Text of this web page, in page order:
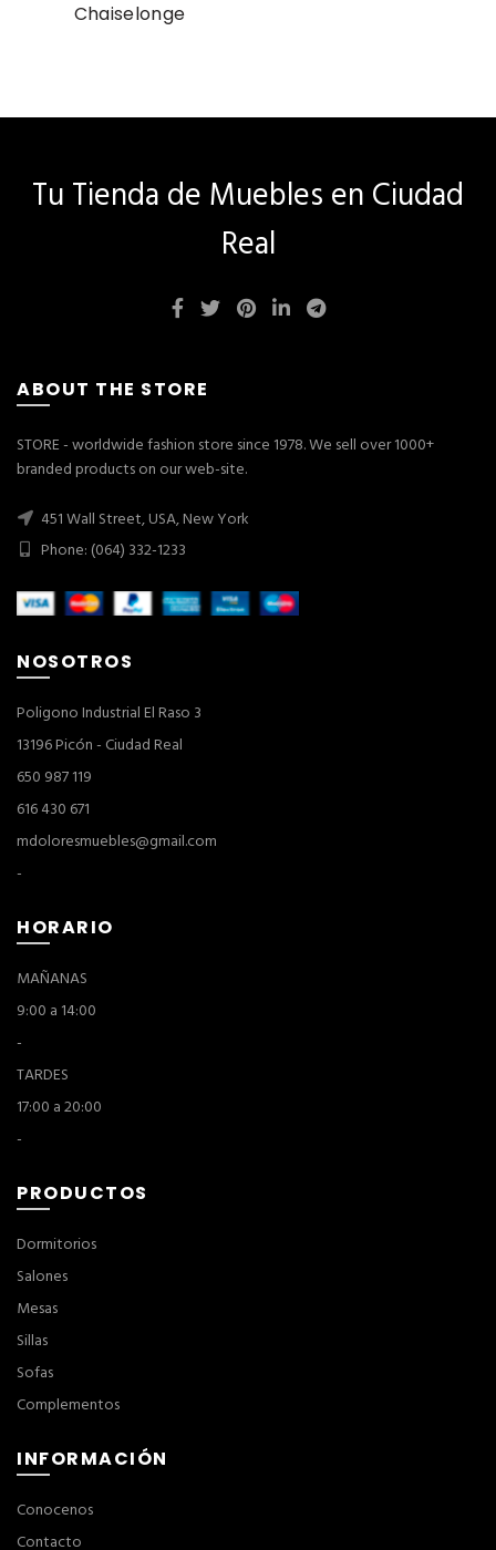
Chaiselonge
Tu Tienda de Muebles en Ciudad
Real
ABOUT THE STORE
STORE - worldwide fashion store since 1978. We sell over 1000+
branded products on our web-site.
451 Wall Street, USA, New York
Phone: (064) 332-1233
NOSOTROS
Poligono Industrial El Raso 3
13196 Picón - Ciudad Real
650 987 119
616 430 671
mdoloresmuebles@gmail.com
-
HORARIO
MAÑANAS
9:00 a 14:00
-
TARDES
17:00 a 20:00
-
PRODUCTOS
Dormitorios
Salones
Mesas
Sillas
Sofas
Complementos
INFORMACIÓN
Conocenos
Contacto